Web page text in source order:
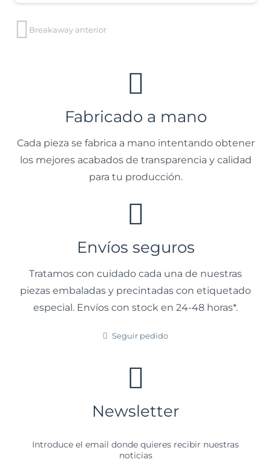
Breakaway anterior
Fabricado a mano
Cada pieza se fabrica a mano intentando obtener
los mejores acabados de transparencia y calidad
para tu producción.
Envíos seguros
Tratamos con cuidado cada una de nuestras
piezas embaladas y precintadas con etiquetado
especial. Envíos con stock en 24-48 horas*.
Seguir pedido
Newsletter
Introduce el email donde quieres recibir nuestras
noticias